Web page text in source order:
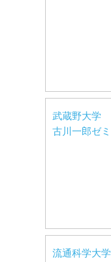
武蔵野大学
古川一郎ゼミ
流通科学大学